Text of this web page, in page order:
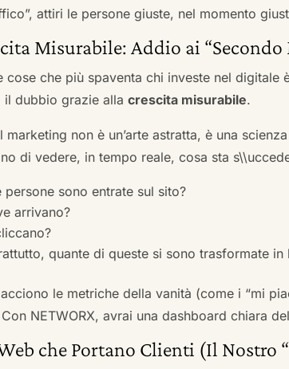
attiri le persone giuste, nel momento
Misurabile: Addio ai “Secondo
cose che più spaventa chi investe nel digitale
il dubbio grazie allacrescita misurabile.
marketing non è un’arte astratta, è una
di vedere, in tempo reale, cosa sta
persone sono entrate sul sito?
arrivano?
quante di queste si sono trasformate in
le metriche della vanità (come i “mi
NETWORX, avrai una dashboard chiara
che Portano Clienti (Il Nostro